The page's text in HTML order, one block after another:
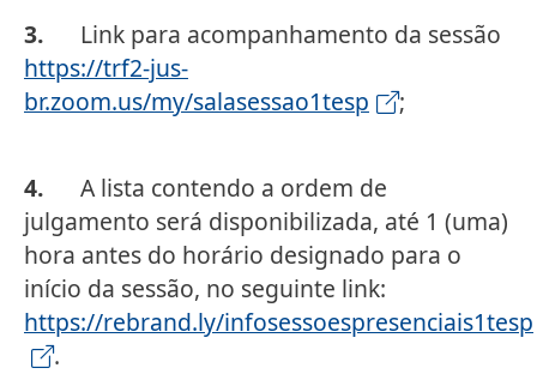
3. Link para acompanhamento da sessão
https://trf2-jus-
br.zoom.us/my/salasessao1tesp
;
4. A lista contendo a ordem de
julgamento será disponibilizada, até 1 (uma)
hora antes do horário designado para o
início da sessão, no seguinte link:
https://rebrand.ly/infosessoespresenciais1tesp
.